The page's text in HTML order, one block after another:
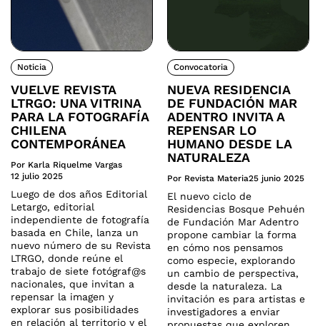
Noticia
VUELVE REVISTA
LTRGO: UNA VITRINA
PARA LA FOTOGRAFÍA
CHILENA
CONTEMPORÁNEA
Por Karla Riquelme Vargas
12 julio 2025
Luego de dos años Editorial
Letargo, editorial
independiente de fotografía
basada en Chile, lanza un
nuevo número de su Revista
LTRGO, donde reúne el
trabajo de siete fotógraf@s
nacionales, que invitan a
repensar la imagen y
explorar sus posibilidades
en relación al territorio y el
Convocatoria
NUEVA RESIDENCIA
DE FUNDACIÓN MAR
ADENTRO INVITA A
REPENSAR LO
HUMANO DESDE LA
NATURALEZA
Por Revista Materia25 junio 2025
El nuevo ciclo de
Residencias Bosque Pehuén
de Fundación Mar Adentro
propone cambiar la forma
en cómo nos pensamos
como especie, explorando
un cambio de perspectiva,
desde la naturaleza. La
invitación es para artistas e
investigadores a enviar